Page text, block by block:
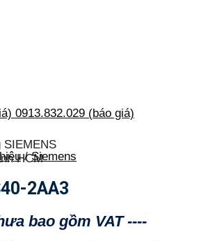
0913.832.029 (báo giá)
SIEMENS
HCM
/ Siemens
2AA3
bao gồm VAT ----